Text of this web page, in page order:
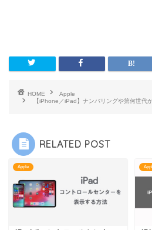
HOME
Apple
【iPhone／iPad】ナンバリングや第何世代
RELATED POST
Apple